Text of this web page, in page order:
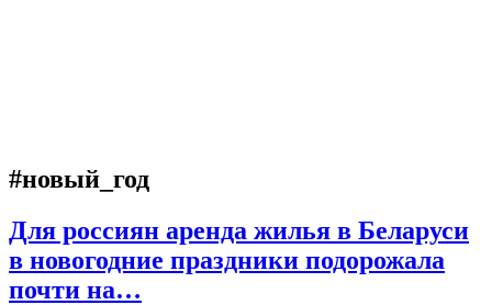
#новый_год
Для россиян аренда жилья в Беларуси
в новогодние праздники подорожала
почти на…